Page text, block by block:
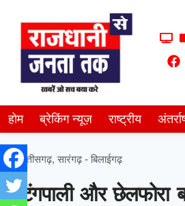
होम ब्रेकिंग न्यूज़ राष्ट्रीय
छत्तीसगढ़,सारंगढ़ - बिलाईगढ़
कटंगपाली और छेलफोरा